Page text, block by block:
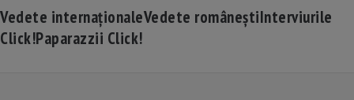
Vedete internaționaleVedete româneștiInterviurile
Click!Paparazzii Click!